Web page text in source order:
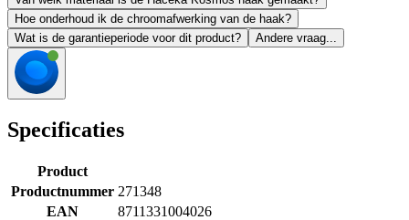
Hoe onderhoud ik de chroomafwerking van de haak?
Wat is de garantieperiode voor dit product?
Andere vraag...
Specificaties
Product
Productnummer 271348
EAN
8711331004026